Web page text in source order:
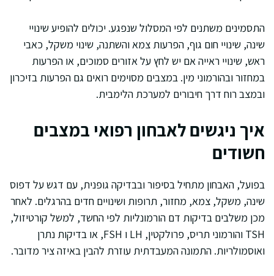
התסמינים משתנים לפי המסלול שנפגע. יכולים להופיע שינויי
שינה, שינויי חום גוף, הפרעות צמא והשתנה, שינוי משקל, כאבי
ראש, שינויי ראייה אם יש לחץ על אזורים סמוכים, או הפרעות
במחזור ובהורמוני מין. במצבים מסוימים רואים גם הפרעות בזיכרון
ובמצב רוח דרך חיבורים למערכת הלימבית.
איך ניגשים לאבחון רפואי במצבים
חשודים
בפועל, האבחון מתחיל בסיפור ובבדיקה גופנית, עם דגש על דפוס
שינה, משקל, צמא, מחזור, תרופות ושינויים חדים בהרגלים. לאחר
מכן משלבים בדיקות דם הורמונליות לפי החשד, למשל קורטיזול,
TSH והורמוני תריס, פרולקטין, LH ו FSH, או בדיקות נתרן
ואוסמולריות. התמונה המעבדתית עוזרת להבין באיזה ציר מדובר.